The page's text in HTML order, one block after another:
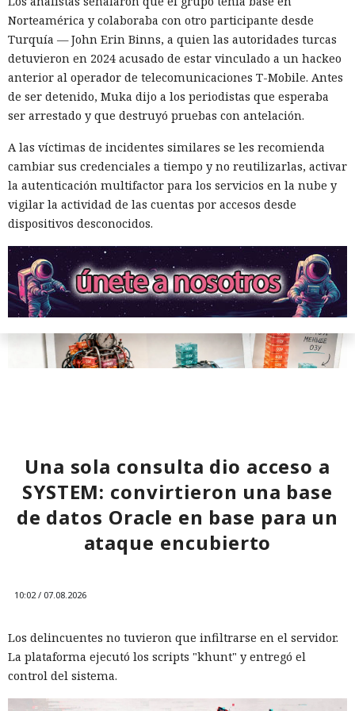
Era demasiado pronto para dar
por muerto a Next.js: la versión
rendimiento.
12:01 / 07.08.2026
Ingenieros reducen en un 90% el consumo de memoria
RAM y aceleran la compilación 2,3 veces.
Los desarrolladores, que durante años soportaron fallos
repentinos de Node.js al compilar aplicaciones complejas,
pudieron respirar más tranquilos: salió una nueva versión
de memoria RAM en desarrollo hasta un 90% y, además,
acelera el renderizado y el funcionamiento en general.
Norteamérica y colaboraba con otro participante desde
Turquía — John Erin Binns, a quien las autoridades turcas
detuvieron en 2024 acusado de estar vinculado a un hackeo
anterior al operador de telecomunicaciones T-Mobile. Antes
de ser detenido, Muka dijo a los periodistas que esperaba
ser arrestado y que destruyó pruebas con antelación.
A las víctimas de incidentes similares se les recomienda
cambiar sus credenciales a tiempo y no reutilizarlas, activar
la autenticación multifactor para los servicios en la nube y
vigilar la actividad de las cuentas por accesos desde
dispositivos desconocidos.
Una sola consulta dio acceso a
SYSTEM: convirtieron una base
de datos Oracle en base para un
ataque encubierto
10:02 / 07.08.2026
Los delincuentes no tuvieron que infiltrarse en el servidor.
La plataforma ejecutó los scripts "khunt" y entregó el
control del sistema.